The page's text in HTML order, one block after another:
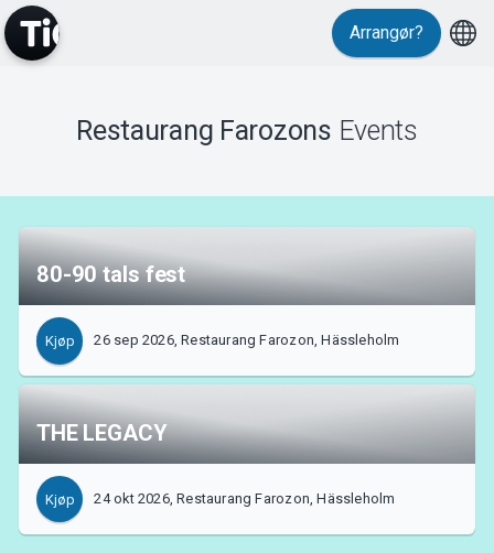
Support
Om Tickster
Arrangør?
Restaurang Farozons Events
80-90 tals fest
Kjøp 26 sep 2026, Restaurang Farozon, Hässleholm
THE LEGACY
Kjøp 24 okt 2026, Restaurang Farozon, Hässleholm